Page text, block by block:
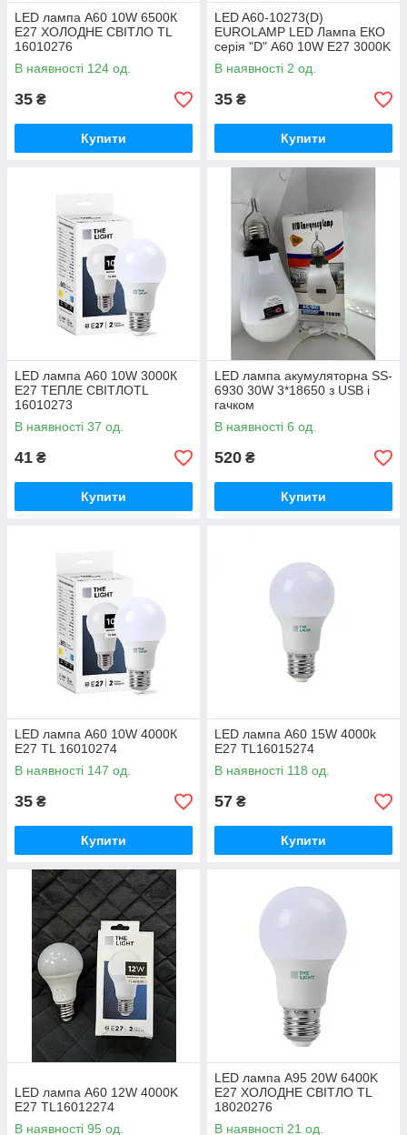
LED лампа А60 10W 6500К
E27 ХОЛОДНЕ СВІТЛО TL
16010276
В наявності 124 од.
35 ₴
Купити
LED A60-10273(D)
EUROLAMP LED Лампа ЕКО
серія "D" А60 10W E27 3000K
В наявності 2 од.
35 ₴
Купити
LED лампа А60 10W 3000К
E27 ТЕПЛЕ СВІТЛОTL
16010273
В наявності 37 од.
41 ₴
Купити
LED лампа акумуляторна SS-
6930 30W 3*18650 з USB i
гачком
В наявності 6 од.
520 ₴
Купити
LED лампа А60 10W 4000К
E27 TL 16010274
В наявності 147 од.
35 ₴
Купити
LED лампа А60 15W 4000k
E27 TL16015274
В наявності 118 од.
57 ₴
Купити
LED лампа А60 12W 4000K
E27 TL16012274
В наявності 95 од.
LED лампа А95 20W 6400K
E27 ХОЛОДНЕ СВІТЛО TL
18020276
В наявності 21 од.